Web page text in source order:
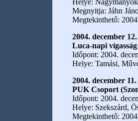
Helye:
Megnyitja: Jáhn
Megtekinthető:
2004. december 12.
Luca-napi vígasság
Időpont: 2004.
Helye: Tamási,
2004. december 11.
PUK Csoport
Időpont: 2004.
Helye: Szekszárd,
Megtekinthető: